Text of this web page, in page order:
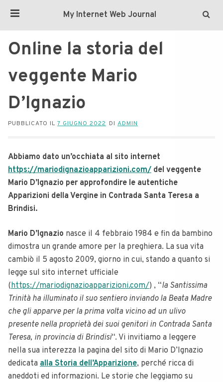
My Internet Web Journal
Online la storia del
veggente Mario
D’Ignazio
PUBBLICATO IL 7 GIUGNO 2022 DI ADMIN
Abbiamo dato un’occhiata al sito internet
https://mariodignazioapparizioni.com/ del veggente
Mario D’Ignazio per approfondire le autentiche
Apparizioni della Vergine in Contrada Santa Teresa a
Brindisi.
Mario D’Ignazio nasce il 4 febbraio 1984 e fin da bambino
dimostra un grande amore per la preghiera. La sua vita
cambiò il 5 agosto 2009, giorno in cui, stando a quanto si
legge sul sito internet ufficiale
(https://mariodignazioapparizioni.com/) , “la Santissima
Trinità ha illuminato il suo sentiero inviando la Beata Madre
che gli apparve per la prima volta vicino ad un ulivo
presente nella proprietà dei suoi genitori in Contrada Santa
Teresa, in provincia di Brindisi“. Vi invitiamo a leggere
nella sua interezza la pagina del sito di Mario D’Ignazio
dedicata alla Storia dell’Apparizione, perché ricca di
aneddoti ed informazioni. Le storie che leggiamo su